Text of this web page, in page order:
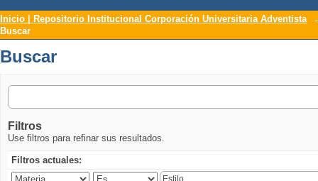
Buscar
Inicio | Repositorio Institucional Corporación Universitaria Adventista
Buscar
Buscar
Filtros
Use filtros para refinar sus resultados.
Filtros actuales: